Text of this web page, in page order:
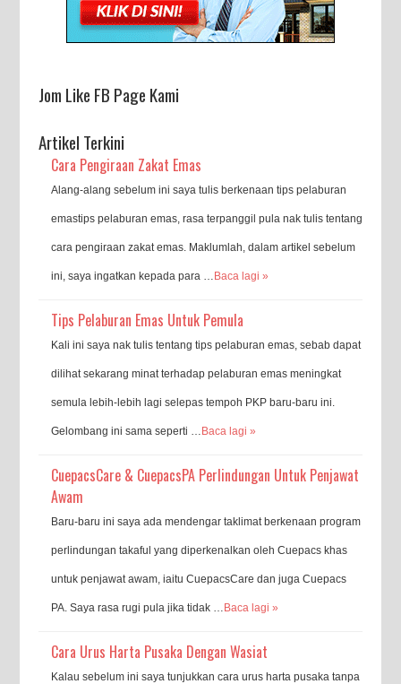
Jom Like FB Page Kami
Artikel Terkini
Cara Pengiraan Zakat Emas
Alang-alang sebelum ini saya tulis berkenaan tips pelaburan
emastips pelaburan emas, rasa terpanggil pula nak tulis tentang
cara pengiraan zakat emas. Maklumlah, dalam artikel sebelum
ini, saya ingatkan kepada para … Baca lagi »
Tips Pelaburan Emas Untuk Pemula
Kali ini saya nak tulis tentang tips pelaburan emas, sebab dapat
dilihat sekarang minat terhadap pelaburan emas meningkat
semula lebih-lebih lagi selepas tempoh PKP baru-baru ini.
Gelombang ini sama seperti … Baca lagi »
CuepacsCare & CuepacsPA Perlindungan Untuk Penjawat
Awam
Baru-baru ini saya ada mendengar taklimat berkenaan program
perlindungan takaful yang diperkenalkan oleh Cuepacs khas
untuk penjawat awam, iaitu CuepacsCare dan juga Cuepacs
PA. Saya rasa rugi pula jika tidak … Baca lagi »
Cara Urus Harta Pusaka Dengan Wasiat
Kalau sebelum ini saya tunjukkan cara urus harta pusaka tanpa